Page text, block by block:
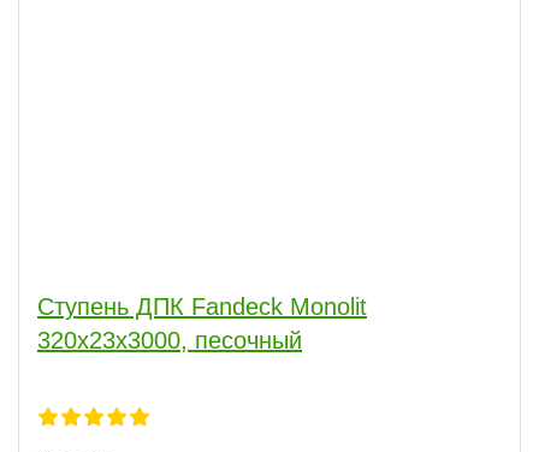
Ступень ДПК Fandeck Monolit
320х23х3000, песочный